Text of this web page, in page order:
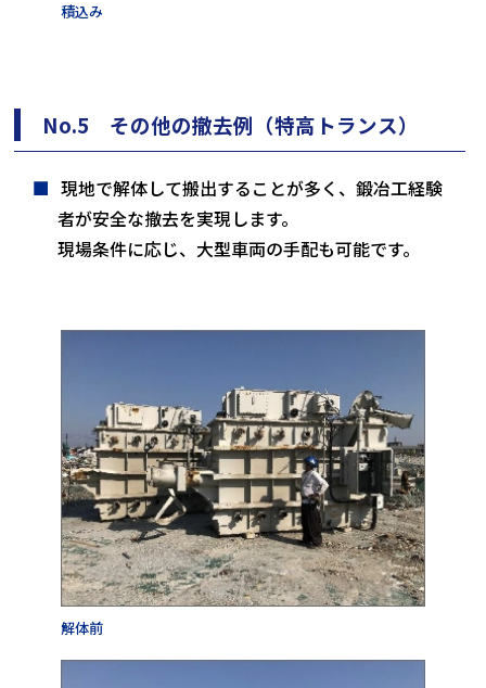
積込み
No.5 その他の撤去例（特高トランス）
現地で解体して搬出することが多く、鍛冶工経験
者が安全な撤去を実現します。
現場条件に応じ、大型車両の手配も可能です。
解体前